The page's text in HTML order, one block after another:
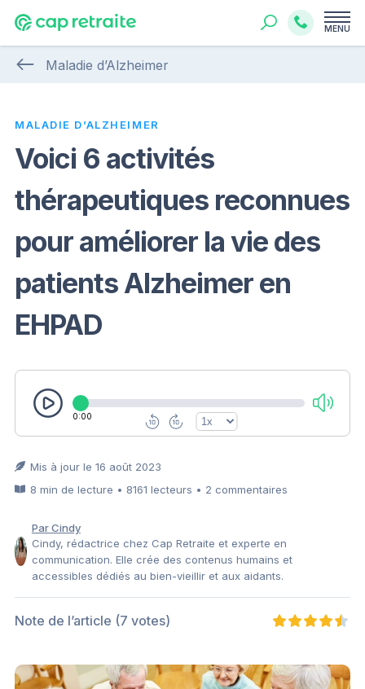
MENU
Maladie d’Alzheimer
MALADIE D’ALZHEIMER
Voici 6 activités
thérapeutiques reconnues
pour améliorer la vie des
patients Alzheimer en
EHPAD
0:00
Mis à jour le 16 août 2023
8 min de lecture • 8161 lecteurs • 2 commentaires
Par Cindy
Cindy, rédactrice chez Cap Retraite et experte en
communication. Elle crée des contenus humains et
accessibles dédiés au bien-vieillir et aux aidants.
Note de l’article (7 votes)